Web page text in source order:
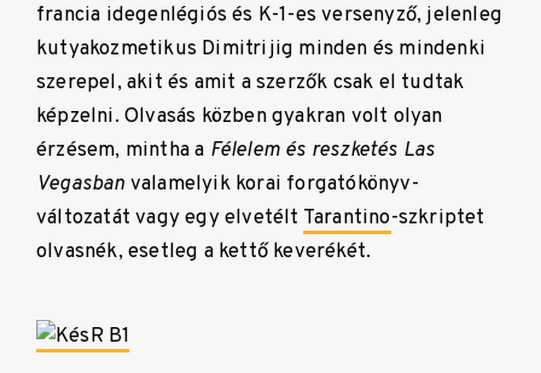
francia idegenlégiós és K-1-es versenyző, jelenleg
kutyakozmetikus Dimitrijig minden és mindenki
szerepel, akit és amit a szerzők csak el tudtak
képzelni. Olvasás közben gyakran volt olyan
érzésem, mintha a Félelem és reszketés Las
Vegasban valamelyik korai forgatókönyv-
változatát vagy egy elvetélt Tarantino-szkriptet
olvasnék, esetleg a kettő keverékét.